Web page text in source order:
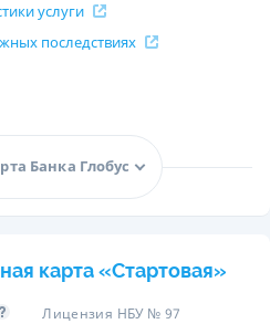
услуги
последствиях
Банка Глобус
карта «Стартовая»
Лицензия НБУ № 97